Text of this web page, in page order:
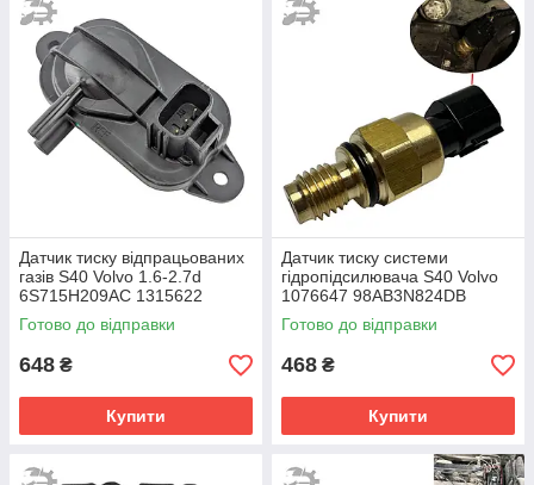
Датчик тиску відпрацьованих
газів S40 Volvo 1.6-2.7d
6S715H209AC 1315622
1415606 30677944 30750460
Готово до відправки
648 ₴
Купити
Датчик тиску системи
гідропідсилювача S40 Volvo
1076647 98AB3N824DB
98AB-3N824-DB
Готово до відправки
468 ₴
Купити